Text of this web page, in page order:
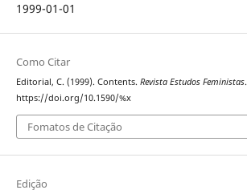
1999-01-01
Como Citar
Editorial, C. (1999). Contents. Revista Estudos Feministas.
https://doi.org/10.1590/%x
Fomatos de Citação
Edição